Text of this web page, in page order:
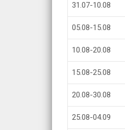
31.07-10.08
05.08-15.08
10.08-20.08
15.08-25.08
20.08-30.08
25.08-04.09